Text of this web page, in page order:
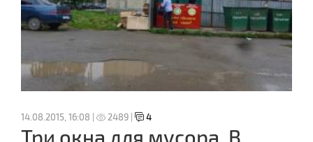
14.08.2015, 16:08 | 2489 | 4
Три окна для мусора. В